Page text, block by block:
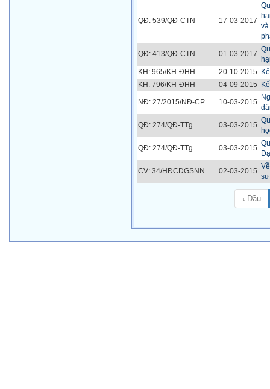
QĐ: 539/QĐ-CTN 17-03-2017
QĐ: 413/QĐ-CTN 01-03-2017
KH: 965/KH-ĐHH
20-10-2015
KH: 796/KH-ĐHH
04-09-2015
NĐ: 27/2015/NĐ-CP 10-03-2015
QĐ: 274/QĐ-TTg 03-03-2015
QĐ: 274/QĐ-TTg 03-03-2015
CV: 34/HĐCDGSNN 02-03-2015
‹ Đầu